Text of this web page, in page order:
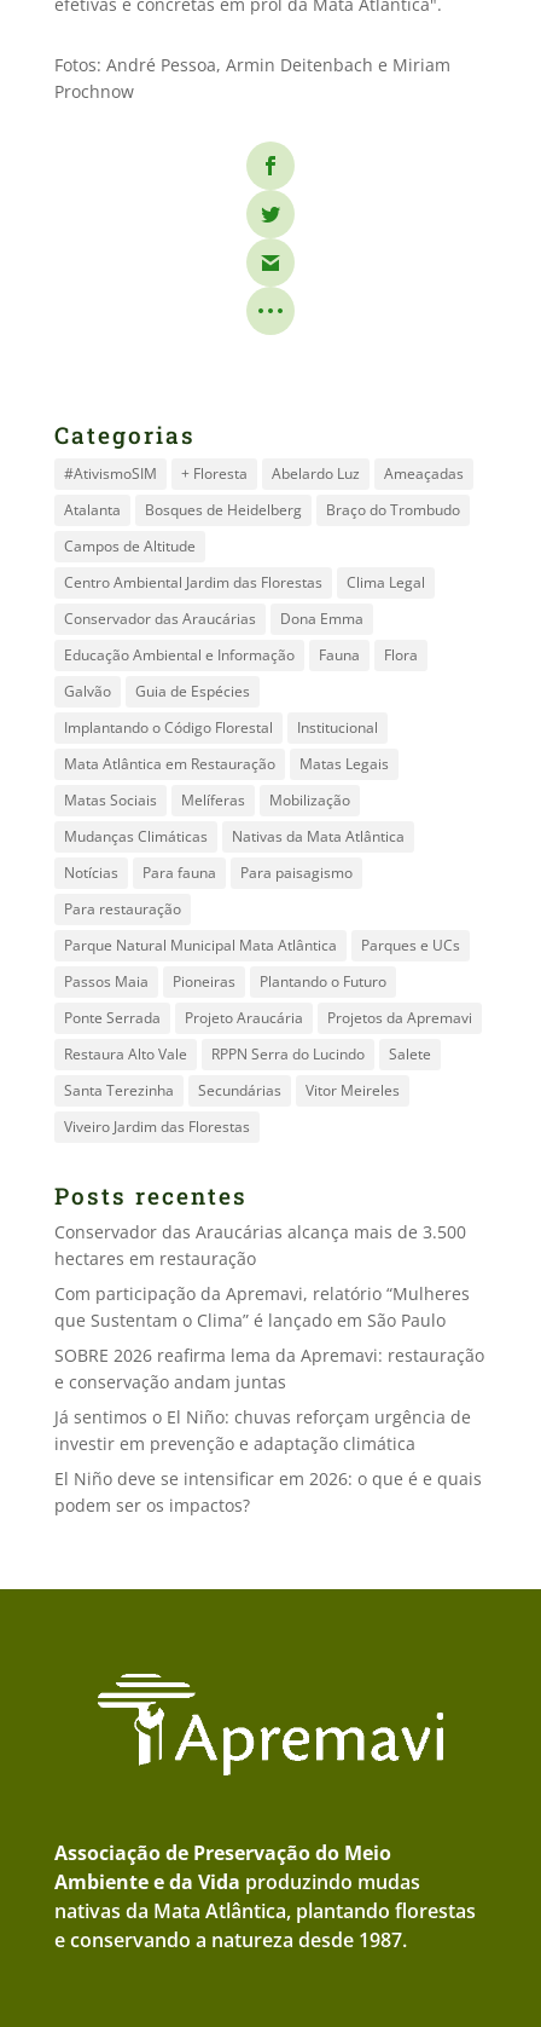
Fotos: André Pessoa, Armin Deitenbach e Miriam
Prochnow
Categorias
#AtivismoSIM + Floresta Abelardo Luz
Ameaçadas
Atalanta
Bosques de Heidelberg
Braço do Trombudo
Campos de Altitude
Centro Ambiental Jardim das Florestas
Clima Legal
Conservador das Araucárias
Dona Emma
Educação Ambiental e Informação
Fauna
Flora
Galvão
Guia de Espécies
Implantando o Código Florestal
Institucional
Mata Atlântica em Restauração
Matas Legais
Matas Sociais
Melíferas
Mobilização
Mudanças Climáticas
Nativas da Mata Atlântica
Notícias
Para fauna
Para paisagismo
Para restauração
Parque Natural Municipal Mata Atlântica
Parques e UCs
Passos Maia
Pioneiras
Plantando o Futuro
Ponte Serrada
Projeto Araucária
Projetos da Apremavi
Restaura Alto Vale
RPPN Serra do Lucindo
Salete
Santa Terezinha
Secundárias
Vitor Meireles
Viveiro Jardim das Florestas
Posts recentes
Conservador das Araucárias alcança mais de 3.500
hectares em restauração
Com participação da Apremavi, relatório “Mulheres
que Sustentam o Clima” é lançado em São Paulo
SOBRE 2026 reafirma lema da Apremavi: restauração
e conservação andam juntas
Já sentimos o El Niño: chuvas reforçam urgência de
investir em prevenção e adaptação climática
El Niño deve se intensificar em 2026: o que é e quais
podem ser os impactos?
Associação de Preservação do Meio
Ambiente e da Vida produzindo mudas
nativas da Mata Atlântica, plantando florestas
e conservando a natureza desde 1987.